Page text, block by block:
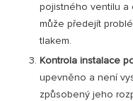
pojistného ventilu a
může předejít
tlakem.
Kontrola instalace
upevněno a není
způsobený jeho